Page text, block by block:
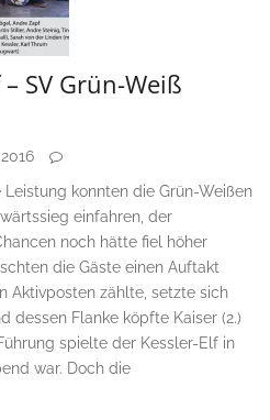
SV Grün-Weiß
konnten die Grün-Weißen
einfahren, der
noch hätte fiel höher
die Gäste einen Auftakt
Aktivposten zählte, setzte sich
dessen Flanke köpfte Kaiser (2.)
spielte der Kessler-Elf in
war. Doch die